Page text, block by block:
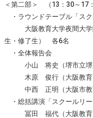
＜第二部＞ （13：30～17
・ラウンドテーブル「スク
大阪教育大学夜間大学院
生・修了生） 各6名
・全体報告会
小山 将史（堺市立堺高
木原 俊行（大阪教育大
中西 正明（大阪市教育
・総括講演「スクールリ
冨田 福代（大阪教育大